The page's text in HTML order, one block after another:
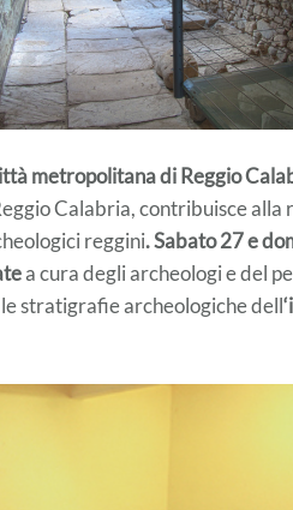
metropolitana di Reggio
Calabria, contribuisce alla
reggini. Sabato 27 e
a cura degli archeologi e del
stratigrafie archeologiche dell